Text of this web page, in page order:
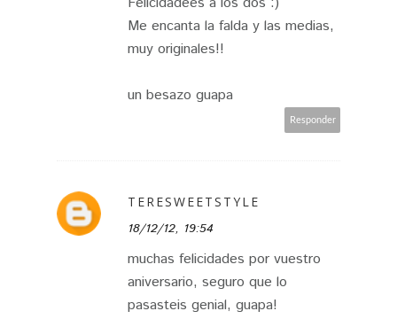
Me encanta la falda y las medias,
muy originales!!
un besazo guapa
Responder
TERESWEETSTYLE
18/12/12, 19:54
muchas felicidades por vuestro
aniversario, seguro que lo
pasasteis genial, guapa!